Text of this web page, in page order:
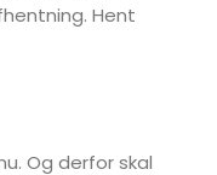
Hent
Og derfor skal